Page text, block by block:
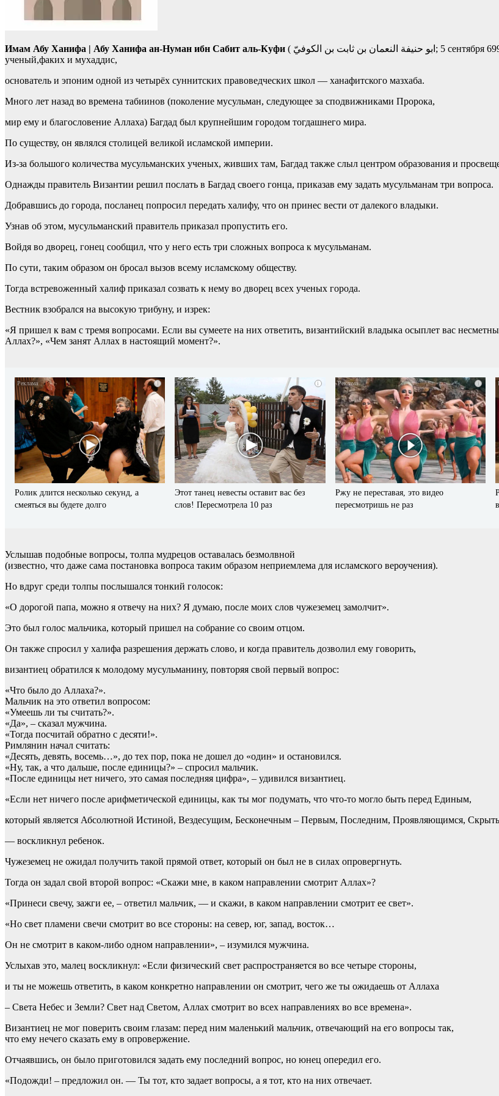
Имам Абу Ханифа | Абу Ханифа ан-Нуман ибн Сабит аль-Куфи ( ابو حنيفة النعمان بن ثابت بن الكوفيّ‎; 5 сентября 699, Эль-Куфа — 18 июня 767, Багдад) — исламский богослов, великий
ученый,факих и мухаддис,
основатель и эпоним одной из четырёх суннитских правоведческих школ — ханафитского мазхаба.
Много лет назад во времена табиинов (поколение мусульман, следующее за сподвижниками Пророка,
мир ему и благословение Аллаха) Багдад был крупнейшим городом тогдашнего мира.
По существу, он являлся столицей великой исламской империи.
Из-за большого количества мусульманских ученых, живших там, Багдад также слыл центром образования и
Однажды правитель Византии решил послать в Багдад своего гонца, приказав ему задать мусульманам три вопроса.
Добравшись до города, посланец попросил передать халифу, что он принес вести от далекого владыки.
Узнав об этом, мусульманский правитель приказал пропустить его.
Войдя во дворец, гонец сообщил, что у него есть три сложных вопроса к мусульманам.
По сути, таким образом он бросал вызов всему исламскому обществу.
Тогда встревоженный халиф приказал созвать к нему во дворец всех ученых города.
Вестник взобрался на высокую трибуну, и изрек:
«Я пришел к вам с тремя вопросами. Если вы сумеете на них ответить, византийский владыка осыплет вас
Аллах?», «Чем занят Аллах в настоящий момент?».
i
Ролик длится несколько секунд, а
смеяться вы будете долго
i
Этот танец невесты оставит вас без
слов! Пересмотрела 10 раз
i
Ржу не переставая, это видео
пересмотришь не раз
Услышав подобные вопросы, толпа мудрецов оставалась безмолвной
(известно, что даже сама постановка вопроса таким образом неприемлема для исламского вероучения).
Но вдруг среди толпы послышался тонкий голосок:
«О дорогой папа, можно я отвечу на них? Я думаю, после моих слов чужеземец замолчит».
Это был голос мальчика, который пришел на собрание со своим отцом.
Он также спросил у халифа разрешения держать слово, и когда правитель дозволил ему говорить,
византиец обратился к молодому мусульманину, повторяя свой первый вопрос:
«Что было до Аллаха?».
Мальчик на это ответил вопросом:
«Умеешь ли ты считать?».
«Да», – сказал мужчина.
«Тогда посчитай обратно с десяти!».
Римлянин начал считать:
«Десять, девять, восемь…», до тех пор, пока не дошел до «один» и остановился.
«Ну, так, а что дальше, после единицы?» – спросил мальчик.
«После единицы нет ничего, это самая последняя цифра», – удивился византиец.
«Если нет ничего после арифметической единицы, как ты мог подумать, что что-то могло быть перед Единым,
который является Абсолютной Истиной, Вездесущим, Бесконечным – Первым, Последним, Проявляющимся,
— воскликнул ребенок.
Чужеземец не ожидал получить такой прямой ответ, который он был не в силах опровергнуть.
Тогда он задал свой второй вопрос: «Скажи мне, в каком направлении смотрит Аллах»?
«Принеси свечу, зажги ее, – ответил мальчик, — и скажи, в каком направлении смотрит ее свет».
«Но свет пламени свечи смотрит во все стороны: на север, юг, запад, восток…
Он не смотрит в каком-либо одном направлении», – изумился мужчина.
Услыхав это, малец воскликнул: «Если физический свет распространяется во все четыре стороны,
и ты не можешь ответить, в каком конкретно направлении он смотрит, чего же ты ожидаешь от Аллаха
– Света Небес и Земли? Свет над Светом, Аллах смотрит во всех направлениях во все времена».
Византиец не мог поверить своим глазам: перед ним маленький мальчик, отвечающий на его вопросы так,
что ему нечего сказать ему в опровержение.
Отчаявшись, он было приготовился задать ему последний вопрос, но юнец опередил его.
«Подожди! – предложил он. — Ты тот, кто задает вопросы, а я тот, кто на них отвечает.